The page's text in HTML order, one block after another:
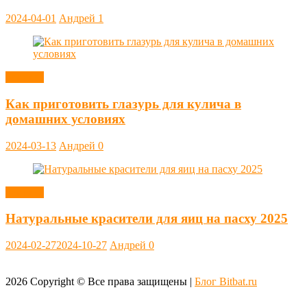
2024-04-01 Андрей 1
Как приготовить глазурь для кулича в
домашних условиях
2024-03-13 Андрей 0
Натуральные красители для яиц на пасху 2025
2024-02-272024-10-27 Андрей 0
2026 Copyright © Все права защищены | Блог Bitbat.ru